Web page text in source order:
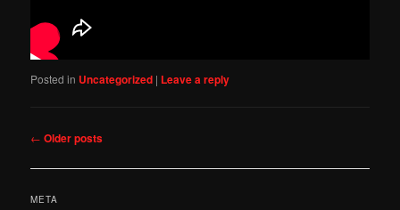
Posted in Uncategorized | Leave a reply
Post
← Older posts
META